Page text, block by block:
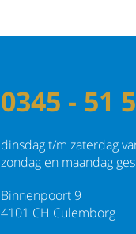
0345 - 51
dinsdag t/m zaterdag
zondag en maandag
Binnenpoort 9
4101 CH Culemborg